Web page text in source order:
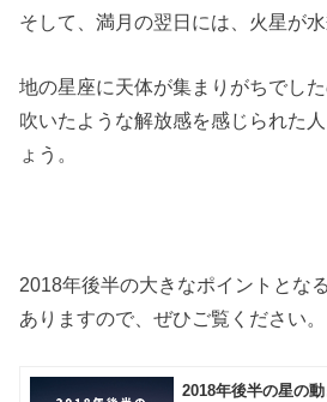
そして、満月の翌日には、火星が
地の星座に天体が集まりがちでし
吹いたような解放感を感じられた
ょう。
2018年後半の大きなポイントとな
ありますので、ぜひご覧ください。
2018年後半の星の